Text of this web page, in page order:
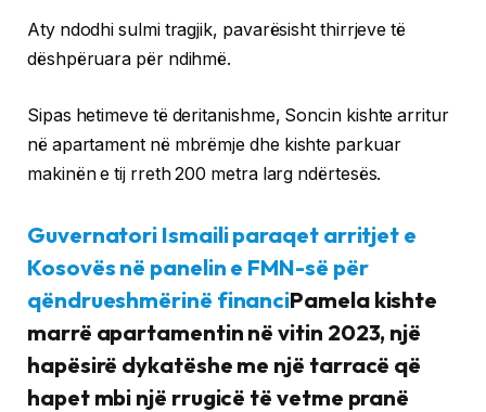
Aty ndodhi sulmi tragjik, pavarësisht thirrjeve të
dëshpëruara për ndihmë.
Sipas hetimeve të deritanishme, Soncin kishte arritur
në apartament në mbrëmje dhe kishte parkuar
makinën e tij rreth 200 metra larg ndërtesës.
Guvernatori Ismaili paraqet arritjet e
Kosovës në panelin e FMN-së për
qëndrueshmërinë financiPamela kishte
marrë apartamentin në vitin 2023, një
hapësirë dykatëshe me një tarracë që
hapet mbi një rrugicë të vetme pranë